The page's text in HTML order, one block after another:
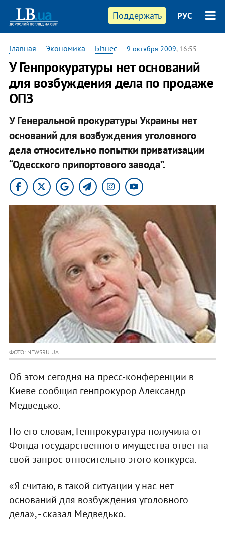
Поддержать РУС
Главная — Экономика — Бізнес— 9 октября 2009, 16:55
У Генпрокуратуры нет оснований
для возбуждения дела по продаже
ОПЗ
У Генеральной прокуратуры Украины нет
оснований для возбуждения уголовного
дела относительно попытки приватизации
“Одесского припортового завода”.
ФОТО: NEWSRU.UA
Об этом сегодня на пресс-конференции в
Киеве сообщил генпрокурор Александр
Медведько.
По его словам, Генпрокуратура получила от
Фонда государственного имущества ответ на
свой запрос относительно этого конкурса.
«Я считаю, в такой ситуации у нас нет
оснований для возбуждения уголовного
дела», - сказал Медведько.